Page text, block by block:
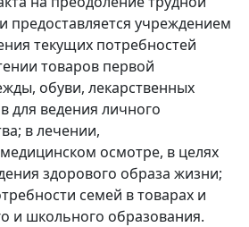
предоставляется учреждением
текущих потребностей
товаров первой
обуви, лекарственных
для ведения личного
в лечении,
осмотре, в целях
здорового образа жизни;
семей в товарах и
и школьного образования.